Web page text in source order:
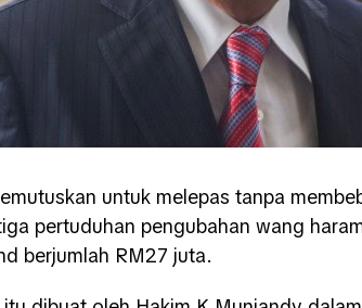
untuk melepas tanpa
pertuduhan pengubahan wang
berjumlah RM27 juta.